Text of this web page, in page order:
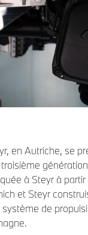
en Autriche, se
à Steyr à
et Steyr
de